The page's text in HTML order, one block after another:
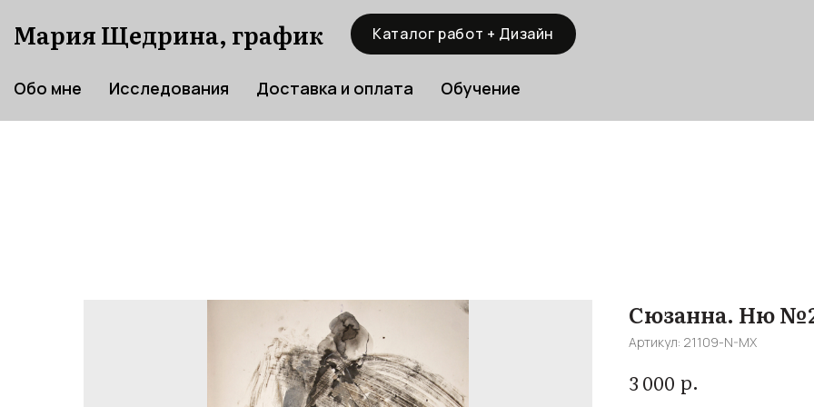
Мария Щедрина, график Каталог работ + Дизайн
Обо мне Исследования Доставка и оплата Обучение
Сюзанна. Ню
Артикул: 21109-N-MX
3 000 р.